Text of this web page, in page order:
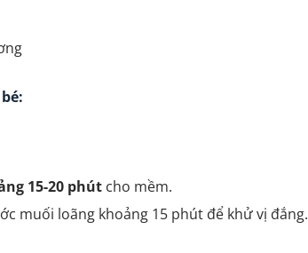
15-20 phút cho mềm.
muối loãng khoảng 15 phút để khử vị đắng.